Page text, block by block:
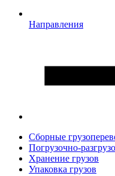
Направления
Сборные
Погрузочно-
Хранение грузов
Упаковка грузов